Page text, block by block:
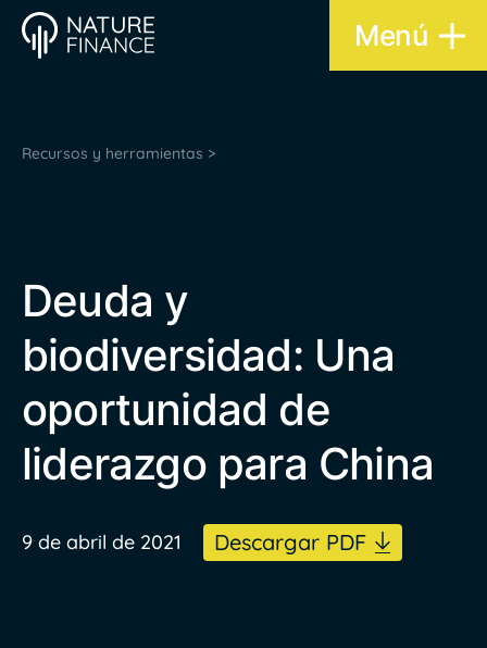
Menú
Recursos y herramientas >
Deuda y
biodiversidad: Una
oportunidad de
liderazgo para China
9 de abril de 2021 Descargar PDF